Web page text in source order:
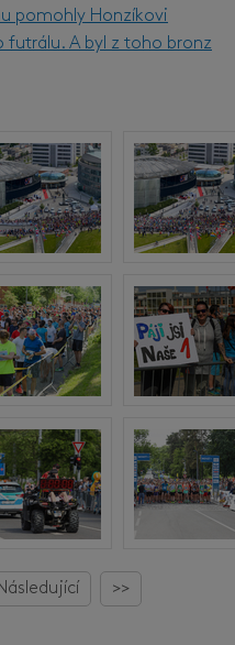
pomohly Honzíkovi
futrálu. A byl z toho bronz
>>